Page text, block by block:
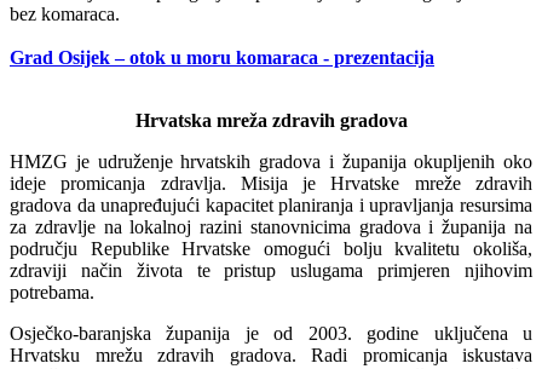
bez komaraca.
Grad Osijek – otok u moru komaraca - prezentacija
Hrvatska mreža zdravih gradova
HMZG je udruženje hrvatskih gradova i županija okupljenih oko
ideje promicanja zdravlja. Misija je Hrvatske mreže zdravih
gradova da unapređujući kapacitet planiranja i upravljanja resursima
za zdravlje na lokalnoj razini stanovnicima gradova i županija na
području Republike Hrvatske omogući bolju kvalitetu okoliša,
zdraviji način života te pristup uslugama primjeren njihovim
potrebama.
Osječko-baranjska županija je od 2003. godine uključena u
Hrvatsku mrežu zdravih gradova. Radi promicanja iskustava